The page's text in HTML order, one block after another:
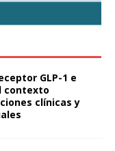
GLP-1 e
contexto
clínicas y